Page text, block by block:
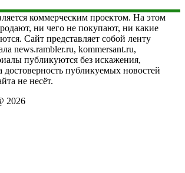
коммерческим проектом. На этом
ни чего не покупают, ни какие
Сайт представляет собой ленту
news.rambler.ru, kommersant.ru,
публикуются без искажения,
достоверность публикуемых новостей
не несёт.
2026